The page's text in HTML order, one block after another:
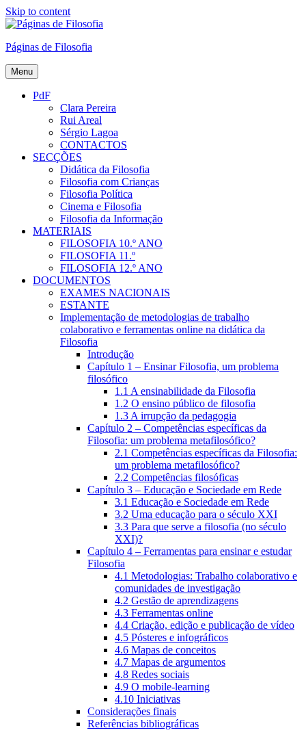
Skip to content
Páginas de Filosofia
Menu
PdF
Clara Pereira
Rui Areal
Sérgio Lagoa
CONTACTOS
SECÇÕES
Didática da Filosofia
Filosofia com Crianças
Filosofia Política
Cinema e Filosofia
Filosofia da Informação
MATERIAIS
FILOSOFIA 10.º ANO
FILOSOFIA 11.º
FILOSOFIA 12.º ANO
DOCUMENTOS
EXAMES NACIONAIS
ESTANTE
Implementação de metodologias de trabalho
colaborativo e ferramentas online na didática da
Filosofia
Introdução
Capítulo 1 – Ensinar Filosofia, um problema
filosófico
1.1 A ensinabilidade da Filosofia
1.2 O ensino público de filosofia
1.3 A irrupção da pedagogia
Capítulo 2 – Competências específicas da
Filosofia: um problema metafilosófico?
2.1 Competências específicas da Filosofia:
um problema metafilosófico?
2.2 Competências filosóficas
Capítulo 3 – Educação e Sociedade em Rede
3.1 Educação e Sociedade em Rede
3.2 Uma educação para o século XXI
3.3 Para que serve a filosofia (no século
XXI)?
Capítulo 4 – Ferramentas para ensinar e estudar
Filosofia
4.1 Metodologias: Trabalho colaborativo e
comunidades de investigação
4.2 Gestão de aprendizagens
4.3 Ferramentas online
4.4 Criação, edição e publicação de vídeo
4.5 Pósteres e infográficos
4.6 Mapas de conceitos
4.7 Mapas de argumentos
4.8 Redes sociais
4.9 O mobile-learning
4.10 Iniciativas
Considerações finais
Referências bibliográficas